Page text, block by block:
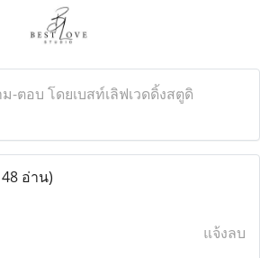
-ตอบ โดยเบสท์เลิฟเวดดิ้งสตูดิ
อ่าน)
แจ้งลบ